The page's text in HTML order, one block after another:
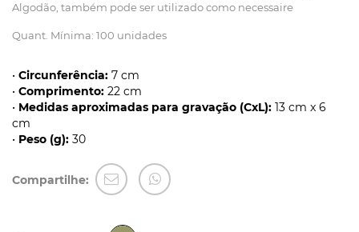
Algodão, também pode ser utilizado como necessaire
Quant. Mínima: 100 unidades
• Circunferência: 7 cm
• Comprimento: 22 cm
• Medidas aproximadas para gravação (CxL): 13 cm x 6
cm
• Peso (g): 30
Compartilhe: